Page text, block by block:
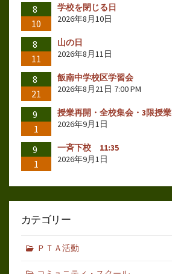
8
10
学校を閉じる日
2026年8月10日
8
11
山の日
2026年8月11日
8
21
飯南中学校区学習会
2026年8月21日 7:00 PM
9
1
授業再開・全校集会・3限授業
2026年9月1日
9
1
一斉下校 11:35
2026年9月1日
カテゴリー
ＰＴＡ活動